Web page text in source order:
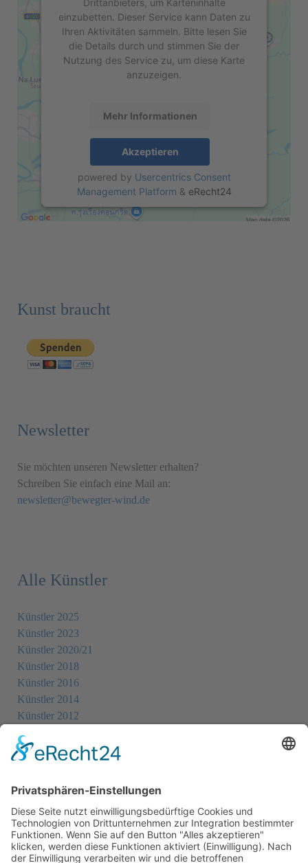
einzubetten. Dieser Service kann Daten zu
Ihren Aktivitäten sammeln. Bitte lesen Sie
die Details durch und stimmen Sie der
Nutzung des Service zu, um diese Karte
anzuzeigen.
Mehr Informationen
Akzeptieren
powered by Usercentrics Consent
Management Platform & eRecht24
Kunst braucht
Newsletter
Sie möchten unseren Newsletter erhalten?
Schreiben Sie einfach eine Mail an:
newsletter@bewegter-wind.de
Alle Künstler
Künstler 2025
Künstler 2023
Künstler 2020/21
Künstler 2018
Künstler 2016
Künstler 2014
Künstler 2012
Künstler 2008
Künstler 2004
Alle Ausstellungsorte